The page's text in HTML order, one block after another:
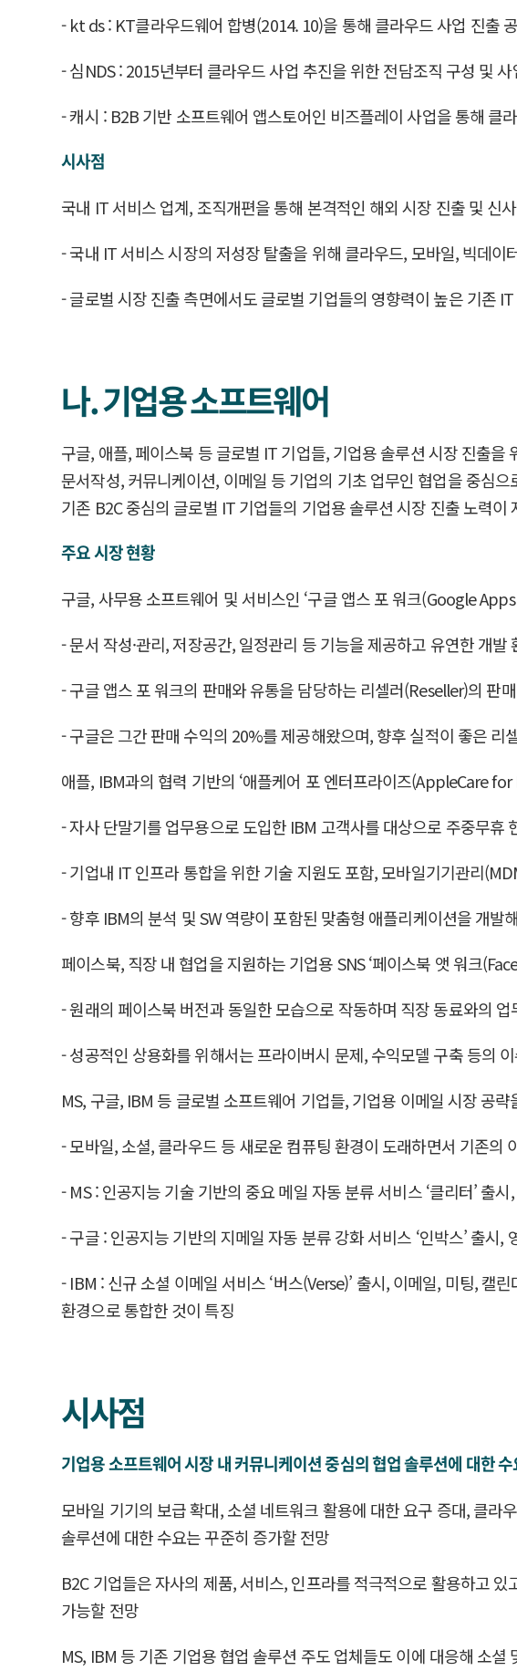
- kt ds : KT클라우드웨어 합병(2014. 10)을 통해 클라우드 사업 진출
- 심NDS : 2015년부터 클라우드 사업 추진을 위한 전담조직 구성 및
- 캐시 : B2B 기반 소프트웨어 앱스토어인 비즈플레이 사업을 통해
시사점
국내 IT 서비스 업계, 조직개편을 통해 본격적인 해외 시장 진출 및 신
- 국내 IT 서비스 시장의 저성장 탈출을 위해 클라우드, 모바일, 빅데
- 글로벌 시장 진출 측면에서도 글로벌 기업들의 영향력이 높은 기존
나. 기업용 소프트웨어
구글, 애플, 페이스북 등 글로벌 IT 기업들, 기업용 솔루션 시장 진출을
문서작성, 커뮤니케이션, 이메일 등 기업의 기초 업무인 협업을 중심
기존 B2C 중심의 글로벌 IT 기업들의 기업용 솔루션 시장 진출 노력이
주요 시장 현황
구글, 사무용 소프트웨어 및 서비스인 ‘구글 앱스 포 워크(Google
- 문서 작성·관리, 저장공간, 일정관리 등 기능을 제공하고 유연한 개
- 구글 앱스 포 워크의 판매와 유통을 담당하는 리셀러(Reseller)의 판
- 구글은 그간 판매 수익의 20%를 제공해왔으며, 향후 실적이 좋은 리
애플, IBM과의 협력 기반의 ‘애플케어 포 엔터프라이즈(AppleCare
- 자사 단말기를 업무용으로 도입한 IBM 고객사를 대상으로 주중무
- 기업내 IT 인프라 통합을 위한 기술 지원도 포함, 모바일기기관리
- 향후 IBM의 분석 및 SW 역량이 포함된 맞춤형 애플리케이션을 개발
페이스북, 직장 내 협업을 지원하는 기업용 SNS ‘페이스북 앳 워크
- 원래의 페이스북 버전과 동일한 모습으로 작동하며 직장 동료와의
- 성공적인 상용화를 위해서는 프라이버시 문제, 수익모델 구축 등의
MS, 구글, IBM 등 글로벌 소프트웨어 기업들, 기업용 이메일 시장 공략
- 모바일, 소셜, 클라우드 등 새로운 컴퓨팅 환경이 도래하면서 기존의
- MS : 인공지능 기술 기반의 중요 메일 자동 분류 서비스 ‘클리터’ 출
- 구글 : 인공지능 기반의 지메일 자동 분류 강화 서비스 ‘인박스’ 출
- IBM : 신규 소셜 이메일 서비스 ‘버스(Verse)’ 출시, 이메일, 미팅, 캘
환경으로 통합한 것이 특징
시사점
기업용 소프트웨어 시장 내 커뮤니케이션 중심의 협업 솔루션에 대한
모바일 기기의 보급 확대, 소셜 네트워크 활용에 대한 요구 증대, 클
솔루션에 대한 수요는 꾸준히 증가할 전망
B2C 기업들은 자사의 제품, 서비스, 인프라를 적극적으로 활용하고
가능할 전망
MS, IBM 등 기존 기업용 협업 솔루션 주도 업체들도 이에 대응해 소